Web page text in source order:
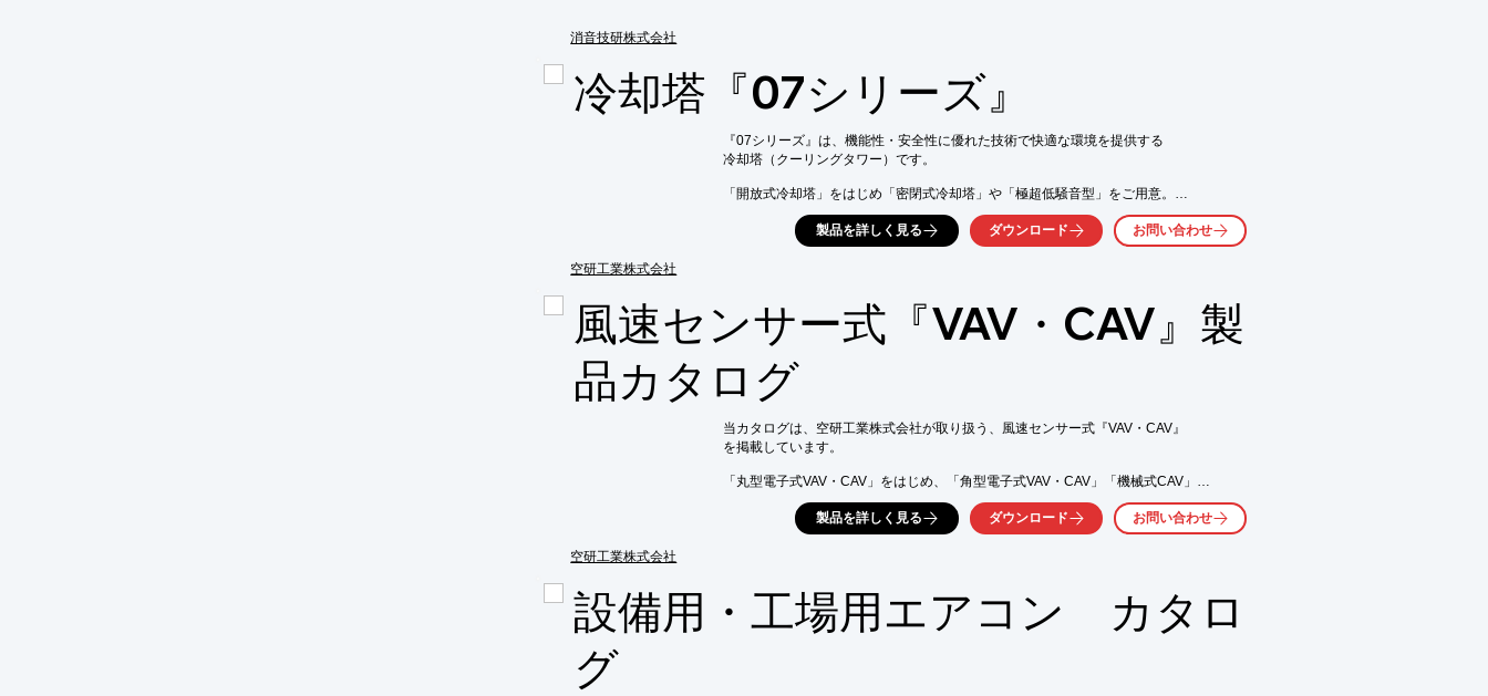
消音技研株式会社
冷却塔『07シリーズ』
空研工業株式会社
『07シリーズ』は、機能性・安全性に優れた技術で快適な環境を提供する
冷却塔（クーリングタワー）です。
「開放式冷却塔」をはじめ「密閉式冷却塔」や「極超低騒音型」をご用意。
当社は、空調用冷却塔に加え、大規模な工業用・プラント用冷却塔も納入
しており、低騒音、省エネ、省スペース、白煙防止などお客様のニーズに
■ユニット搬入による工期短縮
■環境に適応するバリエーション
■容易なメンテナンス
製品を詳しく見る ダウンロード お問い合わせ
風速センサー式『VAV・CAV』製
品カタログ
空研工業株式会社
当カタログは、空研工業株式会社が取り扱う、風速センサー式『VAV・CAV』
を掲載しています。
「丸型電子式VAV・CAV」をはじめ、「角型電子式VAV・CAV」「機械式CAV」
をラインアップ。
制御風量によるサイズ選定やDDC型サイズ選定表も掲載しているので、
■VAV・CAVの役割
■VAV・CAVとは
製品を詳しく見る ダウンロード お問い合わせ
設備用・工場用エアコン カタロ
グ